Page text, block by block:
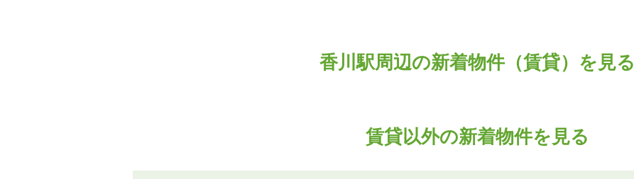
香川駅周辺の新着物件（賃貸）を見る
賃貸以外の新着物件を見る